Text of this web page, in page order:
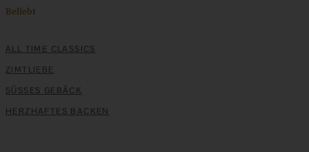
Beliebt
ALL TIME CLASSICS
ZIMTLIEBE
SÜSSES GEBÄCK
HERZHAFTES BACKEN